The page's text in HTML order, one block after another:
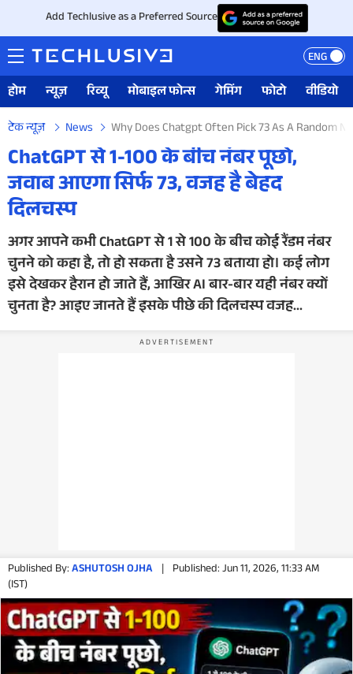
Add Techlusive as a Preferred Source
ENG
होम न्यूज़ रिव्यू मोबाइल फोन्स गेमिंग फोटो वीडियो
टेक न्यूज़ News Why Does Chatgpt Often Pick 73 As A Random
ChatGPT से 1-100 के बीच नंबर पूछो,
जवाब आएगा सिर्फ 73, वजह है बेहद
दिलचस्प
अगर आपने कभी ChatGPT से 1 से 100 के बीच कोई रैंडम नंबर
चुनने को कहा है, तो हो सकता है उसने 73 बताया हो। कई लोग
इसे देखकर हैरान हो जाते हैं, आखिर AI बार-बार यही नंबर क्यों
चुनता है? आइए जानते हैं इसके पीछे की दिलचस्प वजह...
Published By:ASHUTOSH OJHA | Published: Jun 11, 2026, 11:33 AM
(IST)